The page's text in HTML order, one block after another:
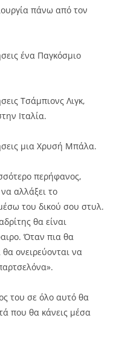
πάνω από τον
ένα Παγκόσμιο
Tσάμπιονς Λιγκ,
Ιταλία.
μια Χρυσή Μπάλα.
περήφανος,
αλλάξει το
του δικού σου στυλ.
θα είναι
Όταν πια θα
ονειρεύονται να
του σε όλο αυτό θα
που θα κάνεις μέσα